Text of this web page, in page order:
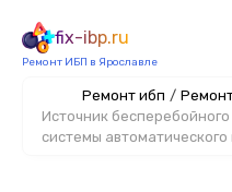
fix-ibp.ru
Ремонт ИБП в Ярославле
Ремонт ибп /
Источник
системы